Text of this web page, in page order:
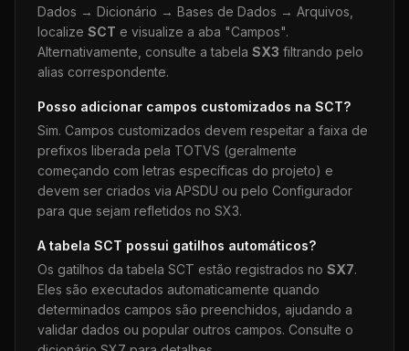
Dados → Dicionário → Bases de Dados → Arquivos,
localize SCT e visualize a aba "Campos".
Alternativamente, consulte a tabela SX3 filtrando pelo
alias correspondente.
Posso adicionar campos customizados na SCT?
Sim. Campos customizados devem respeitar a faixa de
prefixos liberada pela TOTVS (geralmente
começando com letras específicas do projeto) e
devem ser criados via APSDU ou pelo Configurador
para que sejam refletidos no SX3.
A tabela SCT possui gatilhos automáticos?
Os gatilhos da tabela SCT estão registrados no SX7.
Eles são executados automaticamente quando
determinados campos são preenchidos, ajudando a
validar dados ou popular outros campos. Consulte o